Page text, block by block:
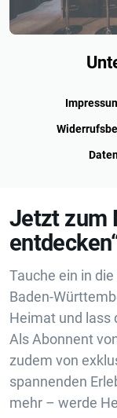
Jetzt zum
Tauche ein in
Baden-
Heimat und lass
Als Abonnent
zudem von
spannenden
mehr – werde